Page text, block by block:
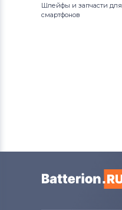
Шлейфы и запчасти для
смартфонов